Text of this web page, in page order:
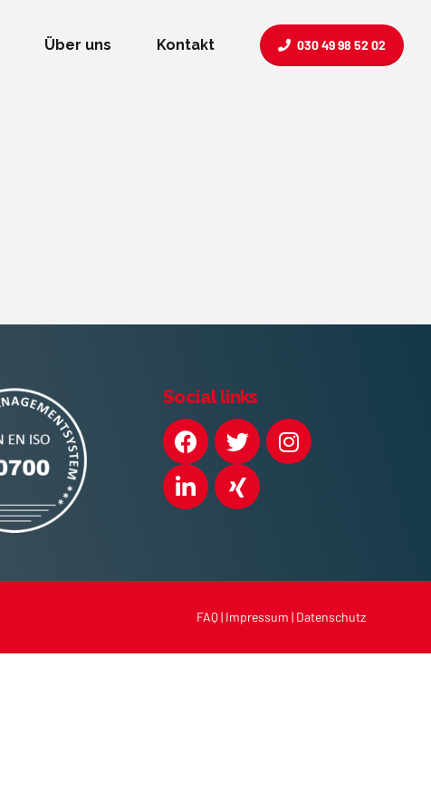
030 49 98 52 02
Über uns Kontakt
Social links
FAQ| Impressum | Datenschutz